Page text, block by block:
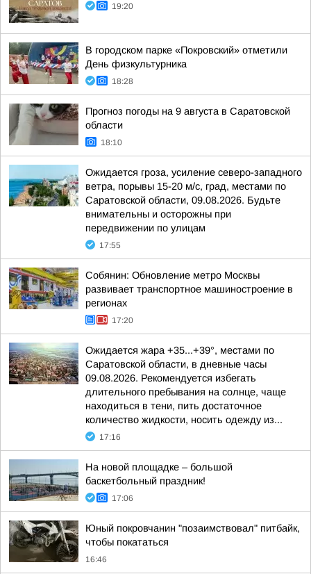
19:20
В городском парке «Покровский» отметили
День физкультурника
18:28
Прогноз погоды на 9 августа в Саратовской
области
18:10
Ожидается гроза, усиление северо-западного
ветра, порывы 15-20 м/с, град, местами по
Саратовской области, 09.08.2026. Будьте
внимательны и осторожны при
передвижении по улицам
17:55
Собянин: Обновление метро Москвы
развивает транспортное машиностроение в
регионах
17:20
Ожидается жара +35...+39°, местами по
Саратовской области, в дневные часы
09.08.2026. Рекомендуется избегать
длительного пребывания на солнце, чаще
находиться в тени, пить достаточное
количество жидкости, носить одежду из...
17:16
На новой площадке – большой
баскетбольный праздник!
17:06
Юный покровчанин "позаимствовал" питбайк,
чтобы покататься
16:46